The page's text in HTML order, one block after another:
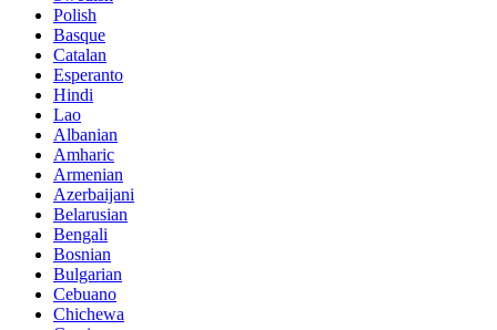
Polish
Basque
Catalan
Esperanto
Hindi
Lao
Albanian
Amharic
Armenian
Azerbaijani
Belarusian
Bengali
Bosnian
Bulgarian
Cebuano
Chichewa